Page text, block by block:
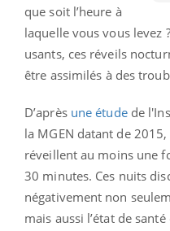
que soit l’heure à
laquelle vous vous levez
usants, ces réveils
être assimilés à des
D’après une étudede
la MGEN datant de
réveillent au moins une
30 minutes. Ces nuits
négativement non
mais aussi l’état de